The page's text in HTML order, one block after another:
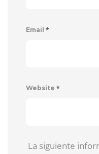
Email *
Website *
La siguiente